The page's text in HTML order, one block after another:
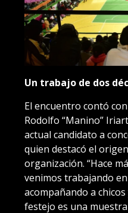
Un trabajo de dos
El encuentro contó
Rodolfo “Manino”
actual candidato a
quien destacó el
organización. “Hace
venimos trabajando
acompañando a
festejo es una